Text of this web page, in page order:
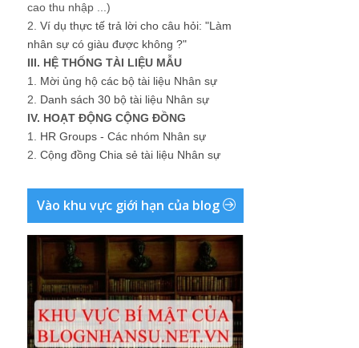
cao thu nhập ...)
2. Ví dụ thực tế trả lời cho câu hỏi: "Làm
nhân sự có giàu được không ?"
III. HỆ THỐNG TÀI LIỆU MẪU
1. Mời ủng hộ các bộ tài liệu Nhân sự
2. Danh sách 30 bộ tài liệu Nhân sự
IV. HOẠT ĐỘNG CỘNG ĐỒNG
1. HR Groups - Các nhóm Nhân sự
2. Cộng đồng Chia sẻ tài liệu Nhân sự
Vào khu vực giới hạn của blog